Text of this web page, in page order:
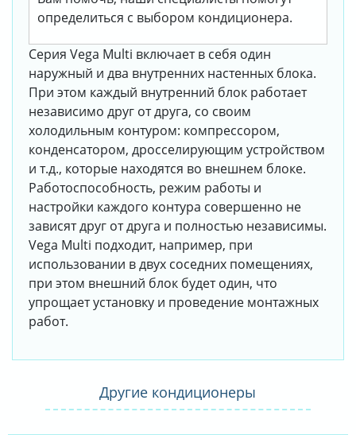
определиться с выбором кондиционера.
Серия Vega Multi включает в себя один
наружный и два внутренних настенных блока.
При этом каждый внутренний блок работает
независимо друг от друга, со своим
холодильным контуром: компрессором,
конденсатором, дросселирующим устройством
и т.д., которые находятся во внешнем блоке.
Работоспособность, режим работы и
настройки каждого контура совершенно не
зависят друг от друга и полностью независимы.
Vega Multi подходит, например, при
использовании в двух соседних помещениях,
при этом внешний блок будет один, что
упрощает установку и проведение монтажных
работ.
Другие кондиционеры